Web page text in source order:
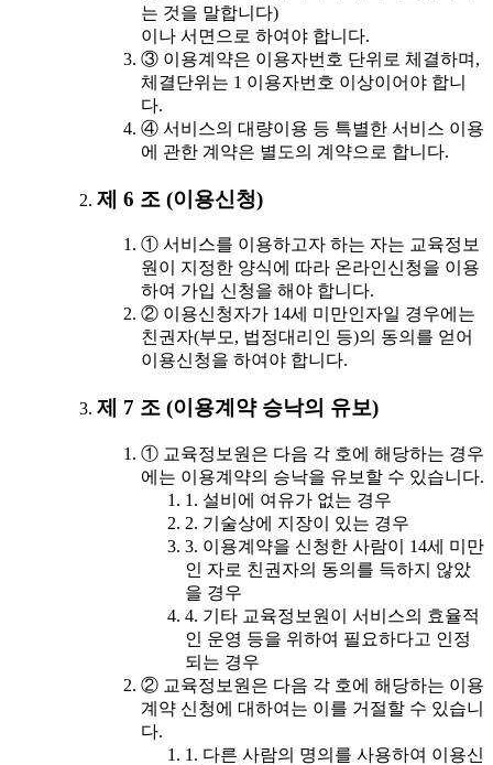
는 것을 말합니다)
이나 서면으로 하여야 합니다.
③ 이용계약은 이용자번호 단위로 체결하며,
체결단위는 1 이용자번호 이상이어야 합니
다.
④ 서비스의 대량이용 등 특별한 서비스 이용
에 관한 계약은 별도의 계약으로 합니다.
제 6 조 (이용신청)
① 서비스를 이용하고자 하는 자는 교육정보
원이 지정한 양식에 따라 온라인신청을 이용
하여 가입 신청을 해야 합니다.
② 이용신청자가 14세 미만인자일 경우에는
친권자(부모, 법정대리인 등)의 동의를 얻어
이용신청을 하여야 합니다.
제 7 조 (이용계약 승낙의 유보)
① 교육정보원은 다음 각 호에 해당하는 경우
에는 이용계약의 승낙을 유보할 수 있습니다.
1. 설비에 여유가 없는 경우
2. 기술상에 지장이 있는 경우
3. 이용계약을 신청한 사람이 14세 미만
인 자로 친권자의 동의를 득하지 않았
을 경우
4. 기타 교육정보원이 서비스의 효율적
인 운영 등을 위하여 필요하다고 인정
되는 경우
② 교육정보원은 다음 각 호에 해당하는 이용
계약 신청에 대하여는 이를 거절할 수 있습니
다.
1. 다른 사람의 명의를 사용하여 이용신